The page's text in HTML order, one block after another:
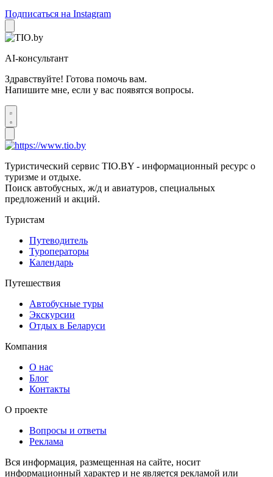
Подписаться на Instagram
AI-консультант
Здравствуйте! Готова помочь вам.
Напишите мне, если у вас появятся вопросы.
Туристический сервис TIO.BY - информационный ресурс о
туризме и отдыхе.
Поиск автобусных, ж/д и авиатуров, специальных
предложений и акций.
Туристам
Путеводитель
Туроператоры
Календарь
Путешествия
Автобусные туры
Экскурсии
Отдых в Беларуси
Компания
О нас
Блог
Контакты
О проекте
Вопросы и ответы
Реклама
Вся информация, размещенная на сайте, носит
информационный характер и не является рекламой или